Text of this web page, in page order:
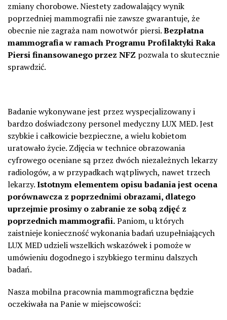
zmiany chorobowe. Niestety zadowalający wynik
poprzedniej mammografii nie zawsze gwarantuje, że
obecnie nie zagraża nam nowotwór piersi.Bezpłatna
mammografia w ramachProgramu Profilaktyki Raka
Piersifinansowanego przez NFZ pozwala to skutecznie
sprawdzić.
Badanie wykonywane jest przez wyspecjalizowany i
bardzo doświadczony personel medyczny LUX MED. Jest
szybkie i całkowicie bezpieczne, a wielu kobietom
uratowało życie. Zdjęcia w technice obrazowania
cyfrowego oceniane są przez dwóch niezależnych lekarzy
radiologów, a w przypadkach wątpliwych, nawet trzech
lekarzy.Istotnym elementem opisu badania jest ocena
porównawcza z poprzednimi obrazami, dlatego
uprzejmie prosimy o zabranie ze sobą zdjęć z
poprzednich mammografii.Paniom, u których
zaistnieje konieczność wykonania badań uzupełniających
LUX MED udzieli wszelkich wskazówek i pomoże w
umówieniu dogodnego i szybkiego terminu dalszych
badań.
Nasza mobilna pracownia mammograficzna będzie
oczekiwała na Panie w miejscowości: